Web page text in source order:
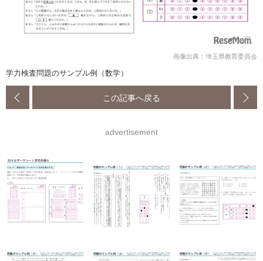
画像出典：埼玉県教育委員会
学力検査問題のサンプル例（数学）
この記事へ戻る
advertisement